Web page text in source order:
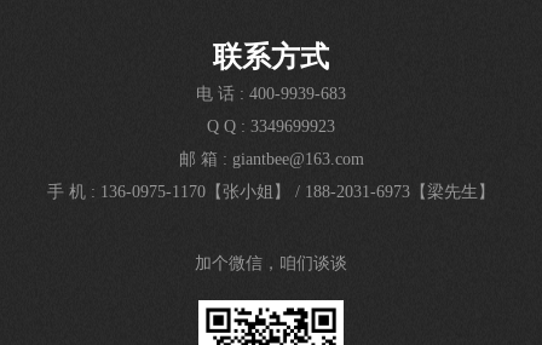
联系方式
电 话 : 400-9939-683
Q Q : 3349699923
邮 箱 : giantbee@163.com
手 机 : 136-0975-1170【张小姐】 / 188-2031-6973【梁先生】
加个微信，咱们谈谈